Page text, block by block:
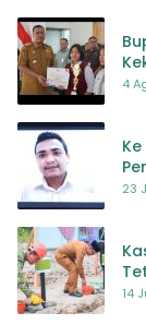
4
23
14